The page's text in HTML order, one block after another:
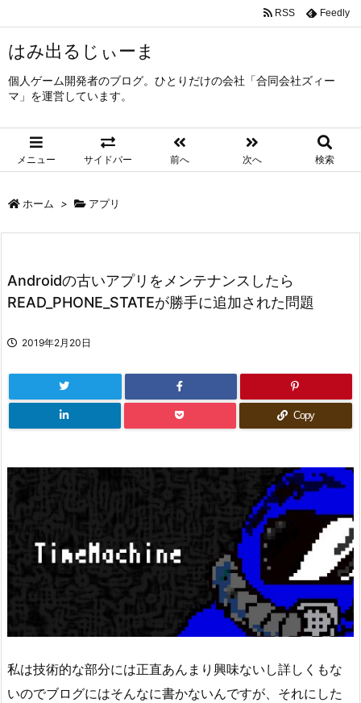
はみ出るじぃーま
個人ゲーム開発者のブログ。ひとりだけの会社「合同会社ズィー
マ」を運営しています。
メニュー サイドバー 前へ 次へ 検索
RSS Feedly
ホーム > アプリ
Androidの古いアプリをメンテナンスしたら
READ_PHONE_STATEが勝手に追加された問題
2019年2月20日
Copy
私は技術的な部分には正直あんまり興味ないし詳しくもな
いのでブログにはそんなに書かないんですが、それにした